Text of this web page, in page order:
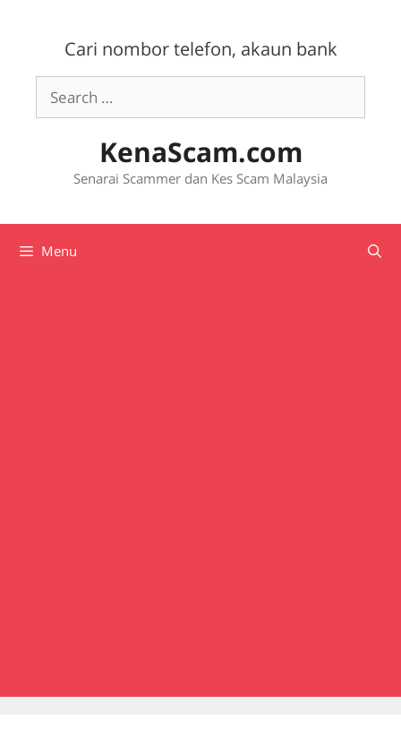
Cari nombor telefon, akaun bank
Search
for:
KenaScam.com
Senarai Scammer dan Kes Scam Malaysia
Menu